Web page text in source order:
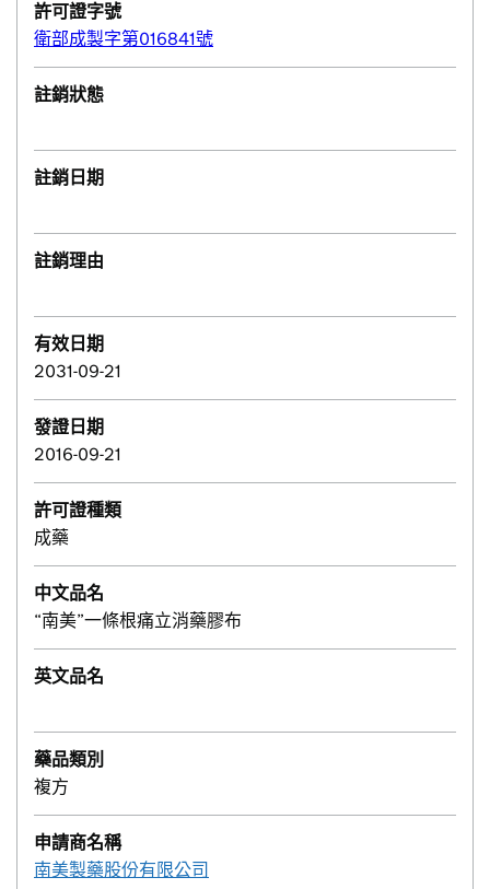
許可證字號
衛部成製字第016841號
註銷狀態
註銷日期
註銷理由
有效日期
2031-09-21
發證日期
2016-09-21
許可證種類
成藥
中文品名
“南美”一條根痛立消藥膠布
英文品名
藥品類別
複方
申請商名稱
南美製藥股份有限公司